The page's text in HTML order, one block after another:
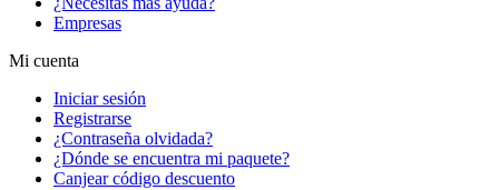
Empresas
Mi cuenta
Iniciar sesión
Registrarse
¿Contraseña olvidada?
¿Dónde se encuentra mi paquete?
Canjear código descuento